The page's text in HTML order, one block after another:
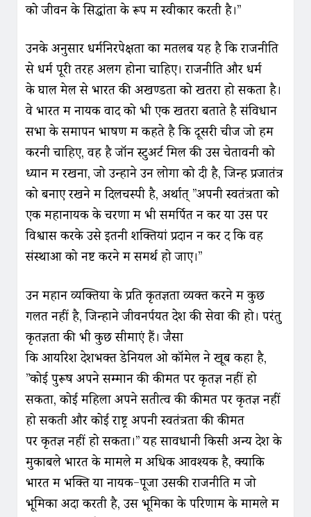
को जीवन के सिद्धांतों के रूप में स्वीकार करती है।”
उनके अनुसार धर्मनिरपेक्षता का मतलब यह है कि राजनीति
से धर्म पूरी तरह अलग होना चाहिए। राजनीति और धर्म
के घाल मेल से भारत की अखण्‍डता को खतरा हो सकता है।
वे भारत में नायक वाद को भी एक खतरा बताते है संविधान
सभा के समापन भाषण में कहते है कि दूसरी चीज जो हमें
करनी चाहिए, वह है जॉन स्टुअर्ट मिल की उस चेतावनी को
ध्यान में रखना, जो उन्होंने उन लोगों को दी है, जिन्हें प्रजातंत्र
को बनाए रखने में दिलचस्पी है, अर्थात् ”अपनी स्वतंत्रता को
एक महानायक के चरणों में भी समर्पित न करें या उस पर
विश्वास करके उसे इतनी शक्तियां प्रदान न कर दें कि वह
संस्थाओं को नष्ट करने में समर्थ हो जाए।”
उन महान व्यक्तियों के प्रति कृतज्ञता व्यक्त करने में कुछ
गलत नहीं है, जिन्होंने जीवनर्पयत देश की सेवा की हो। परंतु
कृतज्ञता की भी कुछ सीमाएं हैं। जैसा
कि आयरिश देशभक्त डेनियल ओ कॉमेल ने खूब कहा है,
”कोई पुरूष अपने सम्मान की कीमत पर कृतज्ञ नहीं हो
सकता, कोई महिला अपने सतीत्व की कीमत पर कृतज्ञ नहीं
हो सकती और कोई राष्ट्र अपनी स्वतंत्रता की कीमत
पर कृतज्ञ नहीं हो सकता।” यह सावधानी किसी अन्य देश के
मुकाबले भारत के मामले में अधिक आवश्यक है, क्योंकि
भारत में भक्ति या नायक-पूजा उसकी राजनीति में जो
भूमिका अदा करती है, उस भूमिका के परिणाम के मामले में